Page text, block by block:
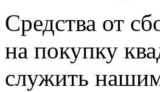
Средства от
на покупку
служить